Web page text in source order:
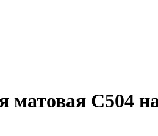
матовая С504